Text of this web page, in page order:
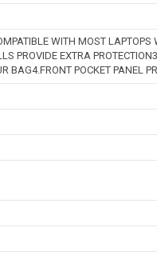
WITH MOST
PROVIDE EXTRA
BAG4.FRONT POCKET PANEL